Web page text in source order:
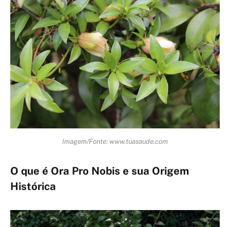
Imagem/Fonte: www.tuasaude.com
O que é Ora Pro Nobis e sua Origem
Histórica